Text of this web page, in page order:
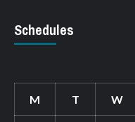
Schedules
M T W